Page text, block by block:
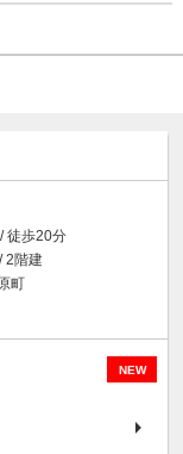
/ 徒歩20分
2階建
町
NEW